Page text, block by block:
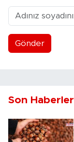
Gönder
Son Haberler